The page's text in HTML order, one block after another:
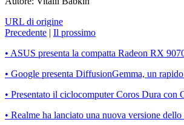
URL di origine
Precedente | Il prossimo
• ASUS presenta la compatta Radeon RX
• Google presenta DiffusionGemma, un
• Presentato il ciclocomputer Coros Dura con
• Realme ha lanciato una nuova versione